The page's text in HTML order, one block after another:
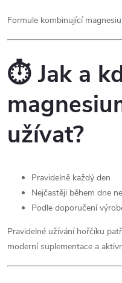
Formule kombinující
⏱️ Jak a
užívat?
Pravidelně každý den
Nejčastěji během dne
Podle doporučení
Pravidelné užívání hořčíku
moderní suplementace a